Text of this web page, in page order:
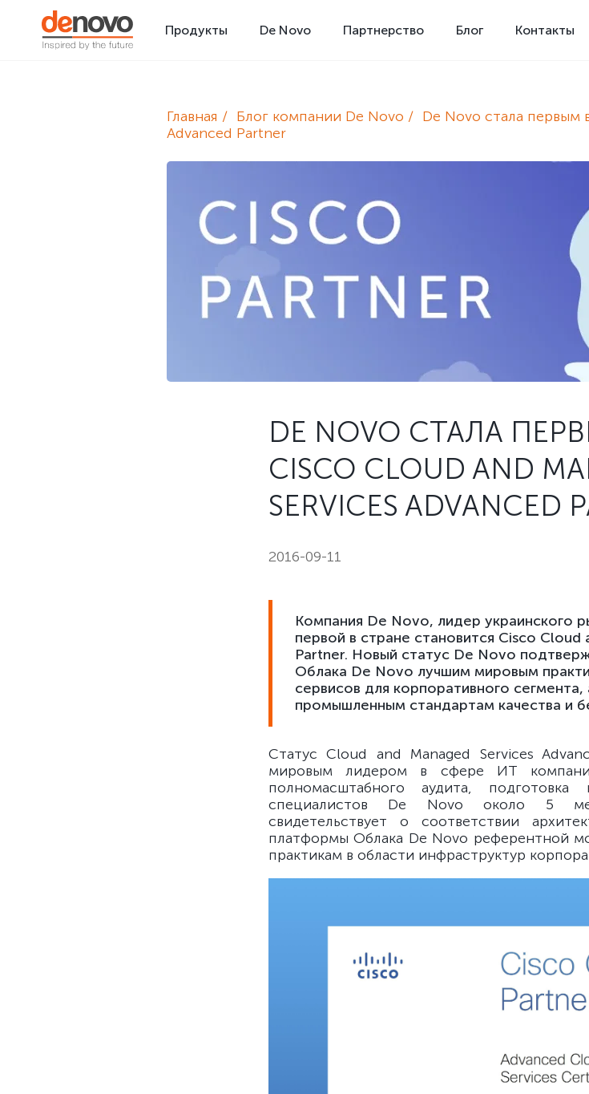
Продукты De Novo Партнерство Блог Контакты
Главная Блог компании De Novo
De Novo стала первым
Advanced Partner
DE NOVO СТАЛА
CISCO CLOUD AND
SERVICES ADVANCED
2016-09-11
Компания De Novo, лидер украинского
первой в стране становится Cisco
Partner. Новый статус De Novo
Облака De Novo лучшим мировым
сервисов для корпоративного
промышленным стандартам качества и
Статус Cloud and Managed Services
мировым лидером в сфере ИТ
полномасштабного аудита,
специалистов De Novo около 5
свидетельствует о соответствии
платформы Облака De Novo референтной
практикам в области инфраструктур